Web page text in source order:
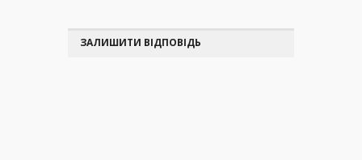
ЗАЛИШИТИ ВІДПОВІДЬ